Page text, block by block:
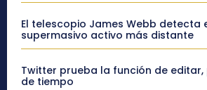
El telescopio James Webb detecta
supermasivo activo más distante
Twitter prueba la función de
de tiempo